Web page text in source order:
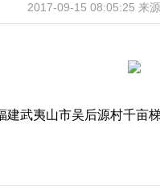
2017-09-15 08:05:25 来源
建武夷山市吴后源村千亩